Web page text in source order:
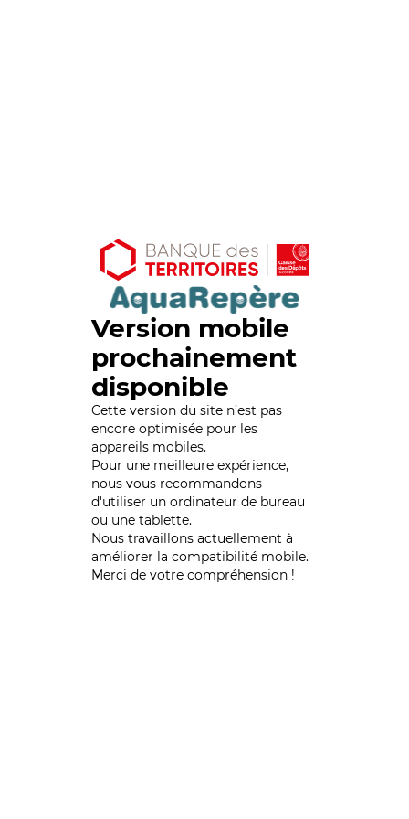
Version mobile
prochainement
disponible
Cette version du site n’est pas
encore optimisée pour les
appareils mobiles.
Pour une meilleure expérience,
nous vous recommandons
d'utiliser un ordinateur de bureau
ou une tablette.
Nous travaillons actuellement à
améliorer la compatibilité mobile.
Merci de votre compréhension !